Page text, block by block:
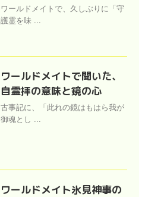
ワールドメイトで、久しぶりに「守
護霊を味 ...
ワールドメイトで聞いた、
自霊拝の意味と鏡の心
古事記に、「此れの鏡はもはら我が
御魂とし ...
ワールドメイト氷見神事の